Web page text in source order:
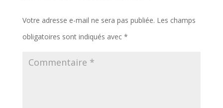
Votre adresse e-mail ne sera pas publiée. Les champs
obligatoires sont indiqués avec *